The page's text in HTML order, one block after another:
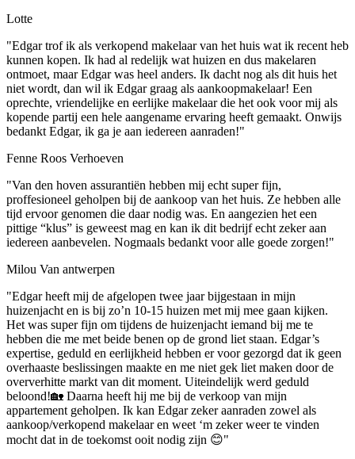
Lotte
"Edgar trof ik als verkopend makelaar van het huis wat ik recent heb
kunnen kopen. Ik had al redelijk wat huizen en dus makelaren
ontmoet, maar Edgar was heel anders. Ik dacht nog als dit huis het
niet wordt, dan wil ik Edgar graag als aankoopmakelaar! Een
oprechte, vriendelijke en eerlijke makelaar die het ook voor mij als
kopende partij een hele aangename ervaring heeft gemaakt. Onwijs
bedankt Edgar, ik ga je aan iedereen aanraden!"
Fenne Roos Verhoeven
"Van den hoven assurantiën hebben mij echt super fijn,
proffesioneel geholpen bij de aankoop van het huis. Ze hebben alle
tijd ervoor genomen die daar nodig was. En aangezien het een
pittige “klus” is geweest mag en kan ik dit bedrijf echt zeker aan
iedereen aanbevelen. Nogmaals bedankt voor alle goede zorgen!"
Milou Van antwerpen
"Edgar heeft mij de afgelopen twee jaar bijgestaan in mijn
huizenjacht en is bij zo’n 10-15 huizen met mij mee gaan kijken.
Het was super fijn om tijdens de huizenjacht iemand bij me te
hebben die me met beide benen op de grond liet staan. Edgar’s
expertise, geduld en eerlijkheid hebben er voor gezorgd dat ik geen
overhaaste beslissingen maakte en me niet gek liet maken door de
oververhitte markt van dit moment. Uiteindelijk werd geduld
beloond!🏡 Daarna heeft hij me bij de verkoop van mijn
appartement geholpen. Ik kan Edgar zeker aanraden zowel als
aankoop/verkopend makelaar en weet ‘m zeker weer te vinden
mocht dat in de toekomst ooit nodig zijn 😊"